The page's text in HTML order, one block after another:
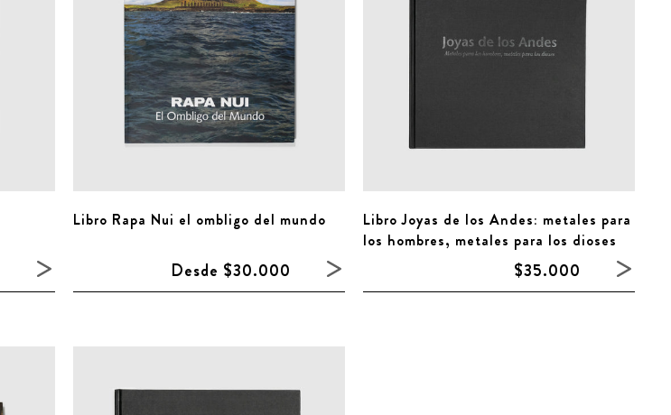
Libro Rapa Nui el ombligo del mundo
Desde $30.000
Libro Joyas de los Andes: metales para
los hombres, metales para los dioses
$35.000